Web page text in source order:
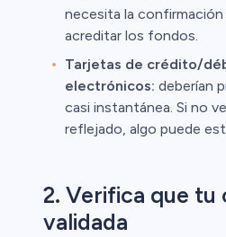
necesita la
acreditar los fondos.
Tarjetas de crédito/
electrónicos: deberían
casi instantánea. Si no
reflejado, algo puede
2. Verifica que tu
validada